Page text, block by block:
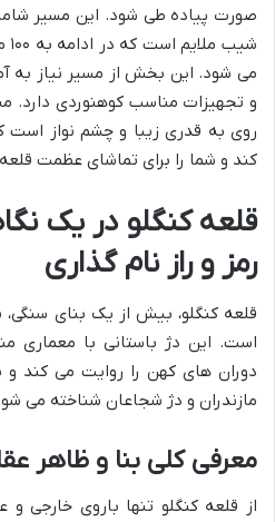
می شود. این بخش از مسیر نیاز به
و تجهیزات مناسب کوهنوردی دارد.
روی به قدری زیبا و چشم نواز است
کند و شما را برای تماشای عظمت
قلعه کنگلو در یک
رمز و راز نام گذاری
قلعه کنگلو، بیش از یک بنای سنگی،
است. این دژ باستانی با معماری
دوران های کهن را روایت می کند
مازندران و دژ شجاعان شناخته می
معرفی کلی بنا و ظاهر
از قلعه کنگلو تنها باروی خارجی